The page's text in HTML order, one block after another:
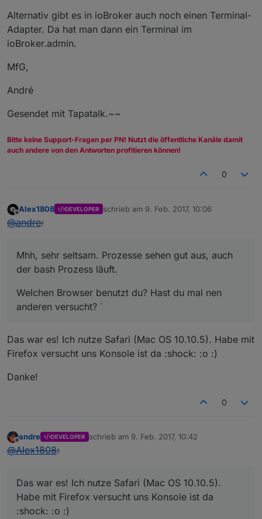
Alternativ gibt es in ioBroker auch noch einen Terminal-
Adapter. Da hat man dann ein Terminal im
ioBroker.admin.
MfG,
André
Gesendet mit Tapatalk.~~
Bitte keine Support-Fragen per PN! Nutzt die öffentliche Kanäle damit
auch andere von den Antworten profitieren können!
0
Offline
Alex1808 DEVELOPER schrieb am 9. Feb. 2017, 10:06
zuletzt editiert von
@andre:
Mhh, sehr seltsam. Prozesse sehen gut aus, auch
der bash Prozess läuft.
Welchen Browser benutzt du? Hast du mal nen
anderen versucht? `
Das war es! Ich nutze Safari (Mac OS 10.10.5). Habe mit
Firefox versucht uns Konsole ist da :shock: :o :)
Danke!
0
Offline
andre DEVELOPER schrieb am 9. Feb. 2017, 10:42
zuletzt editiert von
@Alex1808:
Das war es! Ich nutze Safari (Mac OS 10.10.5).
Habe mit Firefox versucht uns Konsole ist da
:shock: :o :)